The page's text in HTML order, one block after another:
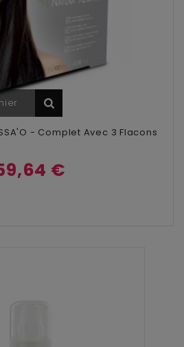
- Complet Avec 3 Flacons
€